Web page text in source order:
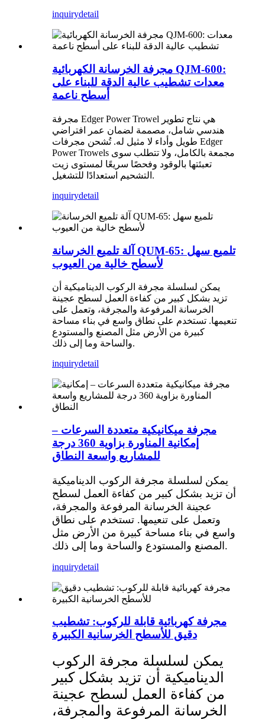
inquirydetail
مجرفة الخرسانة الكهربائية QJM-600:
معدات تشطيب عالية الدقة للبناء على
أسطح ناعمة
مجرفة Edger Power Trowel هي نتاج تطوير
هندسي شامل، مصممة لضمان عمر افتراضي
طويل وأداء لا مثيل له. تُشحن مجرفات Edger
Power Trowels مجمعة بالكامل، ولا تتطلب سوى
تعبئتها بالوقود وفحصًا سريعًا لمستوى زيت
التشحيم استعدادًا للتشغيل.
inquirydetail
آلة تلميع الخرسانة QUM-65: تلميع سهل
لأسطح خالية من العيوب
يمكن لسلسلة مجرفة الركوب الديناميكية أن
تزيد بشكل كبير من كفاءة العمل لسطح عجينة
الخرسانة المرفوعة والمجرفة، وتعمل على
تنعيمها. تستخدم على نطاق واسع في بناء مساحة
كبيرة من الأرض مثل المصنع والمستودع
والساحة وما إلى ذلك.
inquirydetail
مجرفة ميكانيكية متعددة السرعات –
إمكانية المناورة بزاوية 360 درجة
للمشاريع واسعة النطاق
يمكن لسلسلة مجرفة الركوب الديناميكية
أن تزيد بشكل كبير من كفاءة العمل لسطح
عجينة الخرسانة المرفوعة والمجرفة،
وتعمل على تنعيمها. تستخدم على نطاق
واسع في بناء مساحة كبيرة من الأرض مثل
المصنع والمستودع والساحة وما إلى ذلك.
inquirydetail
مجرفة كهربائية قابلة للركوب: تشطيب
دقيق للأسطح الخرسانية الكبيرة
يمكن لسلسلة مجرفة الركوب
الديناميكية أن تزيد بشكل كبير
من كفاءة العمل لسطح عجينة
الخرسانة المرفوعة والمجرفة،